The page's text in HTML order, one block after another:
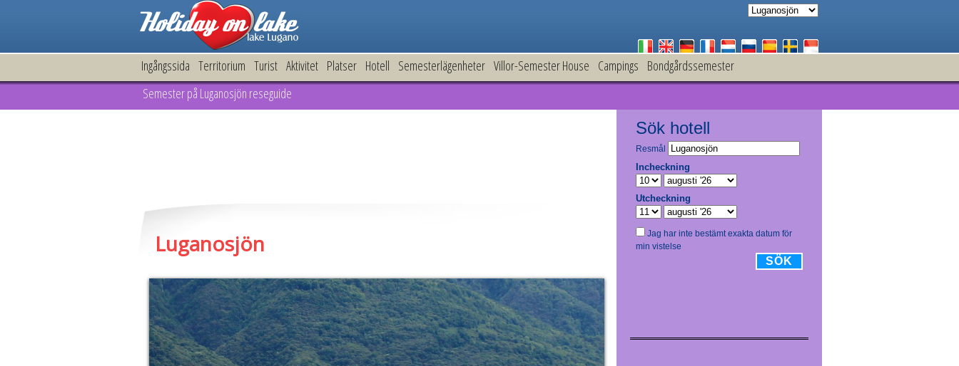
Ingångssida Territorium Turist Aktivitet Platser Hotell Semesterlägenheter Villor-Semester House Campings Bondgårdssemester
Semester på Luganosjön reseguide
Luganosjön